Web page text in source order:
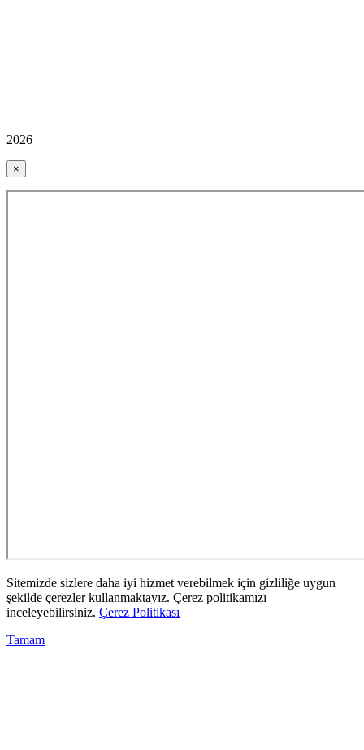
2026
×
Sitemizde sizlere daha iyi hizmet verebilmek için gizliliğe uygun
şekilde çerezler kullanmaktayız. Çerez politikamızı
inceleyebilirsiniz. Çerez Politikası
Tamam